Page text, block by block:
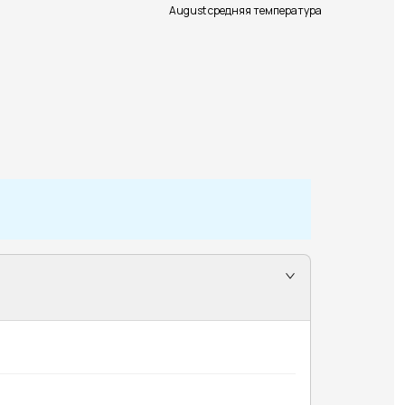
August средняя температура